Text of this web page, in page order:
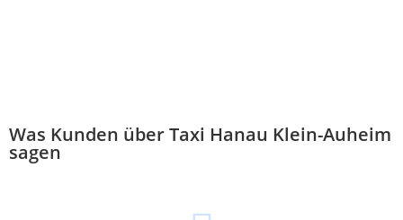
Was Kunden über Taxi Hanau Klein-Auheim
sagen